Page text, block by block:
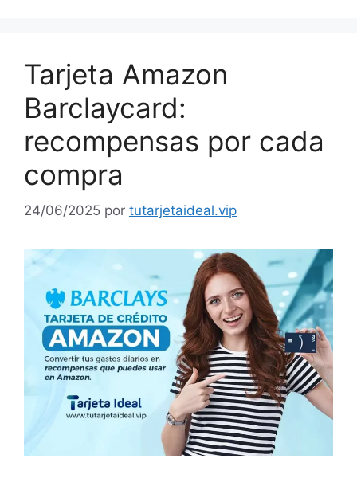
Tarjeta Amazon
Barclaycard:
recompensas por cada
compra
24/06/2025 por tutarjetaideal.vip